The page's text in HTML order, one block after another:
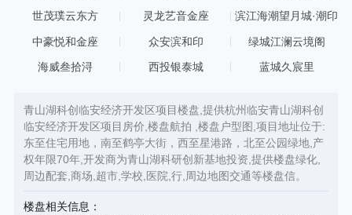
世茂璞云东方 灵龙艺音金座 滨江海潮望月城·潮印
中豪悦和金座 众安滨和印 绿城江澜云境阁
海威叁拾浔 西投银泰城 蓝城久宸里
青山湖科创临安经济开发区项目楼盘,提供杭州临安青山湖科创
临安经济开发区项目房价,楼盘航拍 ,楼盘户型图,项目地址位于:
东至住宅用地，南至鹤亭大街，西至星港路，北至公园绿地,产
权年限70年,开发商为青山湖科研创新基地投资,提供楼盘绿化,
周边配套,商场,超市,学校,医院,行,周边地图交通等楼盘信。
楼盘相关信息：